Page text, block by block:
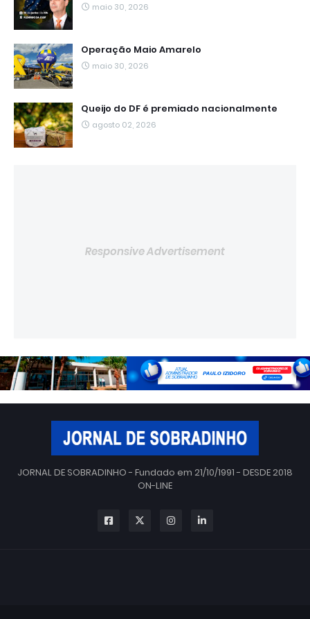
maio 30, 2026
Operação Maio Amarelo
maio 30, 2026
Queijo do DF é premiado nacionalmente
agosto 02, 2026
Responsive Advertisement
JORNAL DE SOBRADINHO - Fundado em 21/10/1991 - DESDE 2018
ON-LINE